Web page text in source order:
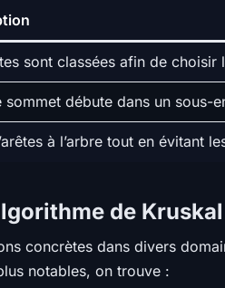
sont classées afin de choisir
sommet débute dans un sous-
à l’arbre tout en évitant
de Kruskal
concrètes dans divers
notables, on trouve :